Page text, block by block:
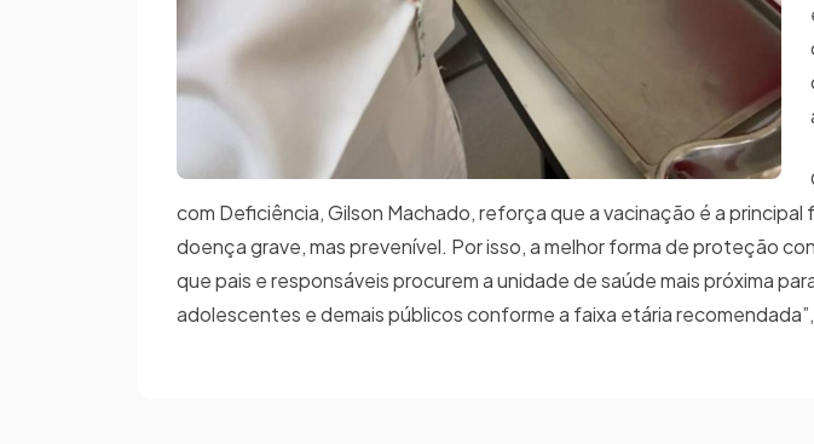
com Deficiência, Gilson Machado, reforça que a vacinação é a
doença grave, mas prevenível. Por isso, a melhor forma de proteção
que pais e responsáveis procurem a unidade de saúde mais próxima
adolescentes e demais públicos conforme a faixa etária